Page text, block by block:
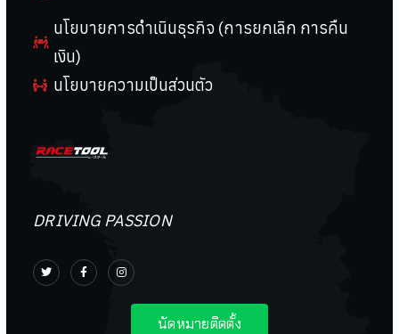
นโยบายการดำเนินธุรกิจ (การยกเลิก การคืน
เงิน)
นโยบายความเป็นส่วนตัว
DRIVING PASSION
นัดหมายติดตั้ง